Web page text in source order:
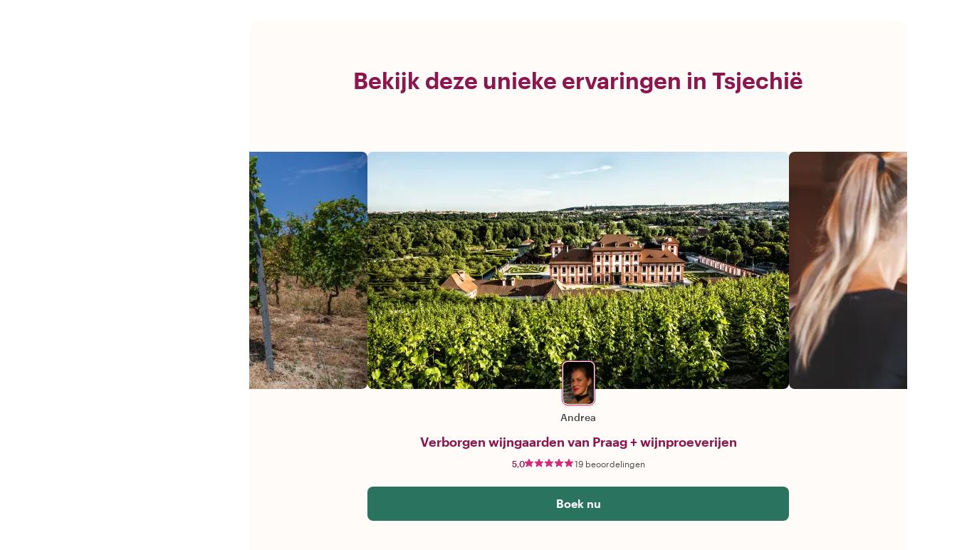
Bekijk deze unieke ervaringen in Tsjechië
Andrea
Verborgen wijngaarden van Praag + wijnproeverijen
5,0 19 beoordelingen
Boek nu